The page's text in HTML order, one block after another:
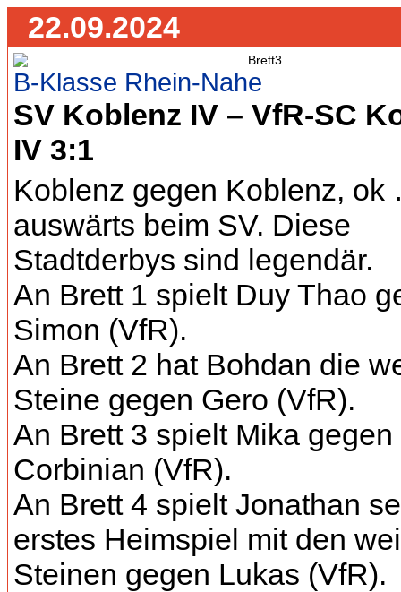
22.09.2024
B-Klasse Rhein-Nahe
SV Koblenz IV – VfR-SC
IV 3:1
Koblenz gegen Koblenz,
auswärts beim SV. Diese
Stadtderbys sind legendär.
An Brett 1 spielt Duy Thao
Simon (VfR).
An Brett 2 hat Bohdan die
Steine gegen Gero (VfR).
An Brett 3 spielt Mika gegen
Corbinian (VfR).
An Brett 4 spielt Jonathan
erstes Heimspiel mit den
Steinen gegen Lukas (VfR).